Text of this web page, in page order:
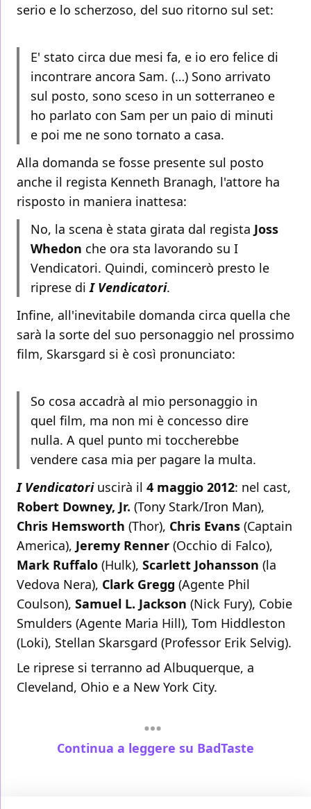
serio e lo scherzoso, del suo ritorno sul set:
E' stato circa due mesi fa, e io ero felice di
incontrare ancora Sam. (…) Sono arrivato
sul posto, sono sceso in un sotterraneo e
ho parlato con Sam per un paio di minuti
e poi me ne sono tornato a casa.
Alla domanda se fosse presente sul posto
anche il regista Kenneth Branagh, l'attore ha
risposto in maniera inattesa:
No, la scena è stata girata dal regista Joss
Whedon che ora sta lavorando su I
Vendicatori. Quindi, comincerò presto le
riprese di I Vendicatori.
Infine, all'inevitabile domanda circa quella che
sarà la sorte del suo personaggio nel prossimo
film, Skarsgard si è così pronunciato:
So cosa accadrà al mio personaggio in
quel film, ma non mi è concesso dire
nulla. A quel punto mi toccherebbe
vendere casa mia per pagare la multa.
I Vendicatori uscirà il 4 maggio 2012: nel cast,
Robert Downey, Jr. (Tony Stark/Iron Man),
Chris Hemsworth (Thor), Chris Evans (Captain
America), Jeremy Renner (Occhio di Falco),
Mark Ruffalo (Hulk), Scarlett Johansson (la
Vedova Nera), Clark Gregg (Agente Phil
Coulson), Samuel L. Jackson (Nick Fury), Cobie
Smulders (Agente Maria Hill), Tom Hiddleston
(Loki), Stellan Skarsgard (Professor Erik Selvig).
Le riprese si terranno ad Albuquerque, a
Cleveland, Ohio e a New York City.
Continua a leggere su BadTaste